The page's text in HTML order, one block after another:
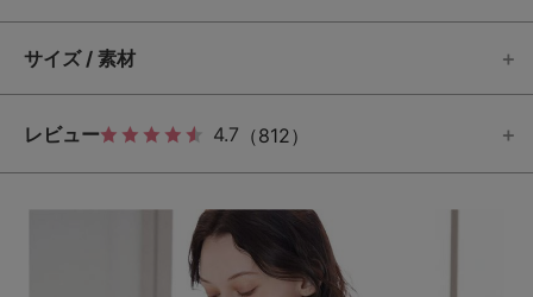
サイズ / 素材
レビュー 4.7 （812）